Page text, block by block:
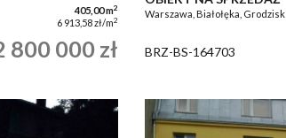
405,00 m2
6 913,58 zł/m2
800 000 zł
Warszawa, Białołęka, Grodzisk
BRZ-BS-164703